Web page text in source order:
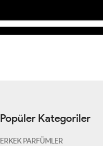
Popüler Kategoriler
ERKEK PARFÜMLER